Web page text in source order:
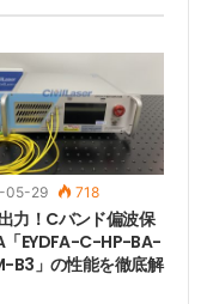
りも優れていま
に延長し、安全な
幅広い電圧入力と
ス（RS232、
おり、自動化生
す。高い安定性、
とする530nmシ
ーション、医療機
ます。
05-29 718
力！Cバンド偏波保
「EYDFA-C-HP-BA-
B3」の性能を徹底解